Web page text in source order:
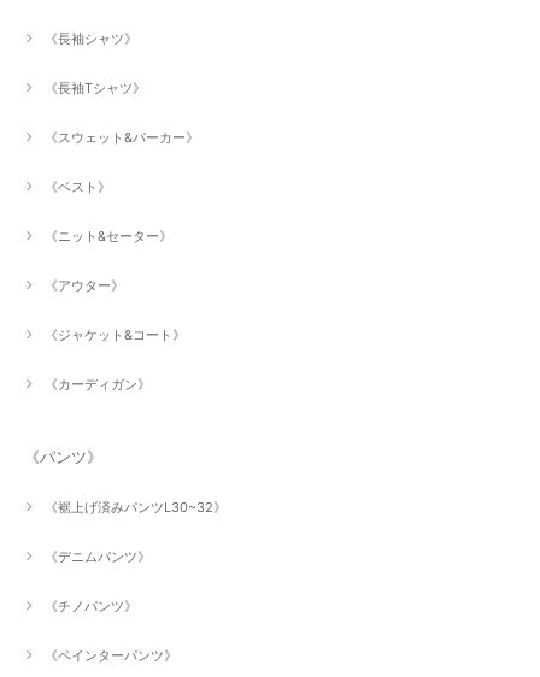
《長袖シャツ》
《長袖Tシャツ》
《スウェット&パーカー》
《ベスト》
《ニット&セーター》
《アウター》
《ジャケット&コート》
《カーディガン》
《パンツ》
《裾上げ済みパンツL30~32》
《デニムパンツ》
《チノパンツ》
《ペインターパンツ》